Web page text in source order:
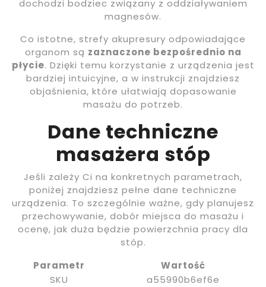
dochodzi bodziec związany z oddziaływaniem
magnesów.
Co istotne, strefy akupresury odpowiadające
organom są zaznaczone bezpośrednio na
płycie. Dzięki temu korzystanie z urządzenia jest
bardziej intuicyjne, a w instrukcji znajdziesz
objaśnienia, które ułatwiają dopasowanie
masażu do potrzeb.
Dane techniczne
masażera stóp
Jeśli zależy Ci na konkretnych parametrach,
poniżej znajdziesz pełne dane techniczne
urządzenia. To szczególnie ważne, gdy planujesz
przechowywanie, dobór miejsca do masażu i
ocenę, jak duża będzie powierzchnia pracy dla
stóp.
Parametr
Wartość
SKU
a55990b6ef6e